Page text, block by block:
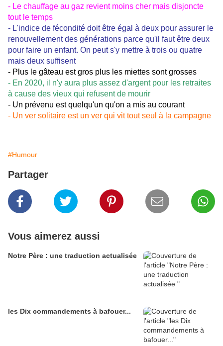
- Le chauffage au gaz revient moins cher mais disjoncte
tout le temps
- L'indice de fécondité doit être égal à deux pour assurer le
renouvellement des générations parce qu'il faut être deux
pour faire un enfant. On peut s'y mettre à trois ou quatre
mais deux suffisent
- Plus le gâteau est gros plus les miettes sont grosses
- En 2020, il n'y aura plus assez d'argent pour les retraites
à cause des vieux qui refusent de mourir
- Un prévenu est quelqu'un qu'on a mis au courant
- Un ver solitaire est un ver qui vit tout seul à la campagne
#Humour
Partager
Vous aimerez aussi
Notre Père : une traduction actualisée
les Dix commandements à bafouer...